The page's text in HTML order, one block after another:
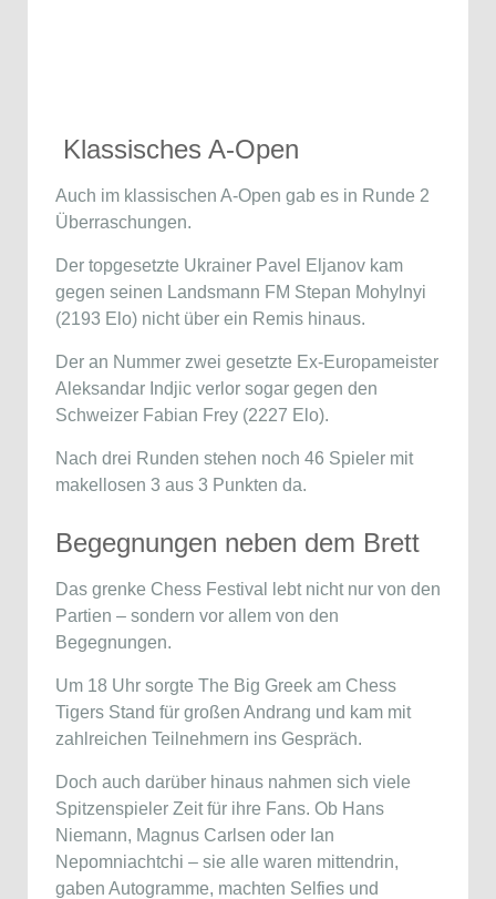
Klassisches A-Open
Auch im klassischen A-Open gab es in Runde 2
Überraschungen.
Der topgesetzte Ukrainer Pavel Eljanov kam
gegen seinen Landsmann FM Stepan Mohylnyi
(2193 Elo) nicht über ein Remis hinaus.
Der an Nummer zwei gesetzte Ex-Europameister
Aleksandar Indjic verlor sogar gegen den
Schweizer Fabian Frey (2227 Elo).
Nach drei Runden stehen noch 46 Spieler mit
makellosen 3 aus 3 Punkten da.
Begegnungen neben dem Brett
Das grenke Chess Festival lebt nicht nur von den
Partien – sondern vor allem von den
Begegnungen.
Um 18 Uhr sorgte The Big Greek am Chess
Tigers Stand für großen Andrang und kam mit
zahlreichen Teilnehmern ins Gespräch.
Doch auch darüber hinaus nahmen sich viele
Spitzenspieler Zeit für ihre Fans. Ob Hans
Niemann, Magnus Carlsen oder Ian
Nepomniachtchi – sie alle waren mittendrin,
gaben Autogramme, machten Selfies und